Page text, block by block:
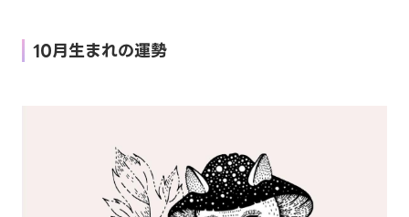
10月生まれの運勢